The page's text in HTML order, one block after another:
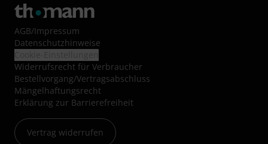
AGB/Impressum
Datenschutzhinweise
Widerrufsrecht für Verbraucher
Bestellvorgang/Vertragsabschluss
Mängelhaftungsrecht
Erklärung zur Barrierefreiheit
Vertrag widerrufen